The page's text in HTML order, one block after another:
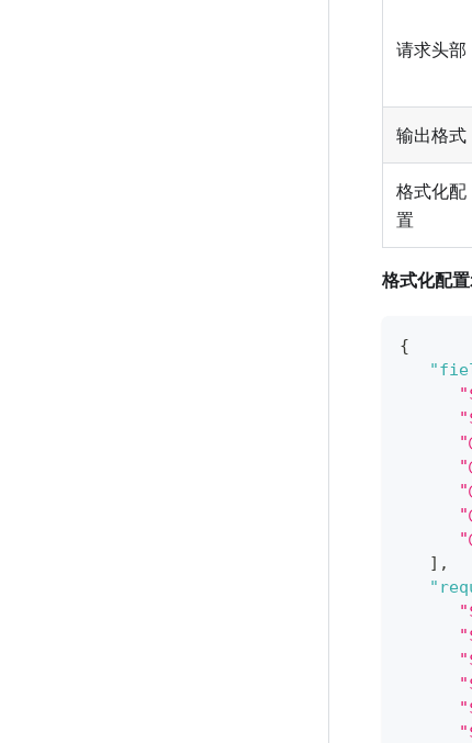
请求头部
输出格式
格式化配
置
格式化配
{
] ,